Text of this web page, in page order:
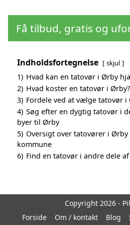
Få tilbud, gratis og
Indholdsfortegnelse skjul
1) Hvad kan en tatovør i Ørby
2) Hvad koster en tatovør i Ørby?
3) Fordele ved at vælge tatovør i
4) Søg efter en dygtig tatovør i
byer til Ørby
5) Oversigt over tatovører i
kommune
6) Find en tatovør i andre dele
Copyright 2026 -
Forside
Om / kontakt Blog